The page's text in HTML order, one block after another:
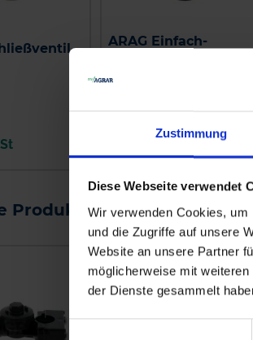
Zustimmung
Diese Webseite verwendet
Wir verwenden Cookies,
und die Zugriffe auf unsere
Website an unsere Partner
möglicherweise mit
der Dienste gesammelt
ARAG Einfach-
WARENKORB
Produkte